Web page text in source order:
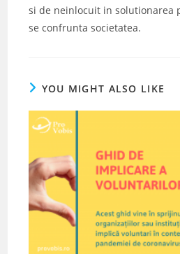
si de neinlocuit in solutionarea
se confrunta societatea.
YOU MIGHT ALSO LIKE